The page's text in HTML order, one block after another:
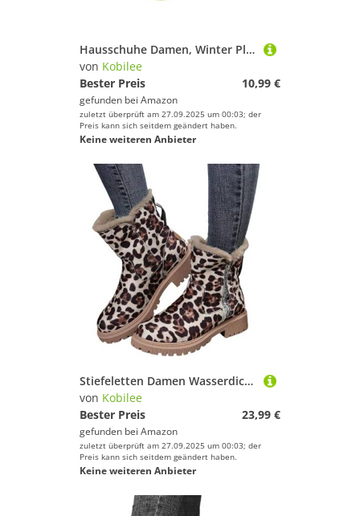
Hausschuhe Damen, Winter Plüsch Pantoffeln rutschfeste Unisex Warm Hausschlappen Filzpantoffeln Frauen Bequeme Slippers 02Yellow 40-41/EU
von Kobilee
Bester Preis
10,99 €
gefunden bei Amazon
zuletzt überprüft am 27.09.2025 um 00:03; der
Preis kann sich seitdem geändert haben.
Keine weiteren Anbieter
Stiefeletten Damen Wasserdicht Warm Gefütterte Schneestiefel Winterschuhe Kurzschaft Stiefeletten Damen Kaffee 43/EU
von Kobilee
Bester Preis
23,99 €
gefunden bei Amazon
zuletzt überprüft am 27.09.2025 um 00:03; der
Preis kann sich seitdem geändert haben.
Keine weiteren Anbieter